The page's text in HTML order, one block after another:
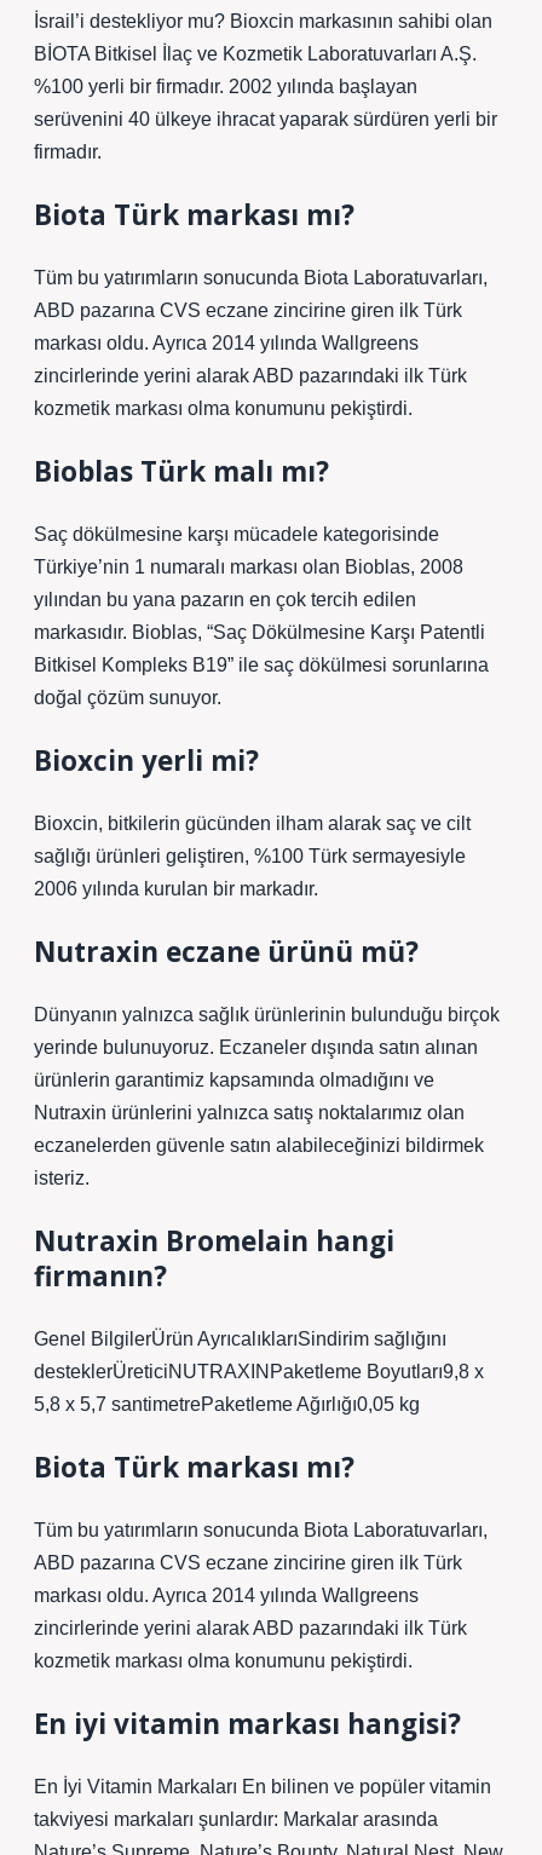
İsrail’i destekliyor mu? Bioxcin markasının sahibi olan
BİOTA Bitkisel İlaç ve Kozmetik Laboratuvarları A.Ş.
%100 yerli bir firmadır. 2002 yılında başlayan
serüvenini 40 ülkeye ihracat yaparak sürdüren yerli bir
firmadır.
Biota Türk markası mı?
Tüm bu yatırımların sonucunda Biota Laboratuvarları,
ABD pazarına CVS eczane zincirine giren ilk Türk
markası oldu. Ayrıca 2014 yılında Wallgreens
zincirlerinde yerini alarak ABD pazarındaki ilk Türk
kozmetik markası olma konumunu pekiştirdi.
Bioblas Türk malı mı?
Saç dökülmesine karşı mücadele kategorisinde
Türkiye’nin 1 numaralı markası olan Bioblas, 2008
yılından bu yana pazarın en çok tercih edilen
markasıdır. Bioblas, “Saç Dökülmesine Karşı Patentli
Bitkisel Kompleks B19” ile saç dökülmesi sorunlarına
doğal çözüm sunuyor.
Bioxcin yerli mi?
Bioxcin, bitkilerin gücünden ilham alarak saç ve cilt
sağlığı ürünleri geliştiren, %100 Türk sermayesiyle
2006 yılında kurulan bir markadır.
Nutraxin eczane ürünü mü?
Dünyanın yalnızca sağlık ürünlerinin bulunduğu birçok
yerinde bulunuyoruz. Eczaneler dışında satın alınan
ürünlerin garantimiz kapsamında olmadığını ve
Nutraxin ürünlerini yalnızca satış noktalarımız olan
eczanelerden güvenle satın alabileceğinizi bildirmek
isteriz.
Nutraxin Bromelain hangi
firmanın?
Genel BilgilerÜrün AyrıcalıklarıSindirim sağlığını
desteklerÜreticiNUTRAXINPaketleme Boyutları9,8 x
5,8 x 5,7 santimetrePaketleme Ağırlığı0,05 kg
Biota Türk markası mı?
Tüm bu yatırımların sonucunda Biota Laboratuvarları,
ABD pazarına CVS eczane zincirine giren ilk Türk
markası oldu. Ayrıca 2014 yılında Wallgreens
zincirlerinde yerini alarak ABD pazarındaki ilk Türk
kozmetik markası olma konumunu pekiştirdi.
En iyi vitamin markası hangisi?
En İyi Vitamin Markaları En bilinen ve popüler vitamin
takviyesi markaları şunlardır: Markalar arasında